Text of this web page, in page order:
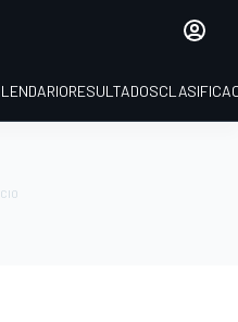
RESULTADOS